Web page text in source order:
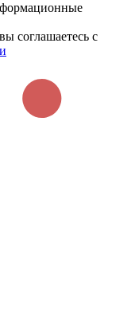
соглашаетесь с